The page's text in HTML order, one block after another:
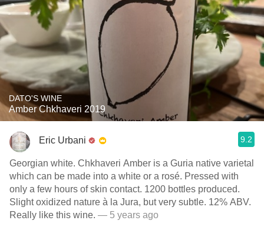
DATO'S WINE
Amber Chkhaveri 2019
Eric Urbani 9.2
Georgian white. Chkhaveri Amber is a Guria native varietal
which can be made into a white or a rosé. Pressed with
only a few hours of skin contact. 1200 bottles produced.
Slight oxidized nature à la Jura, but very subtle. 12% ABV￼.
Really like this wine. — 5 years ago